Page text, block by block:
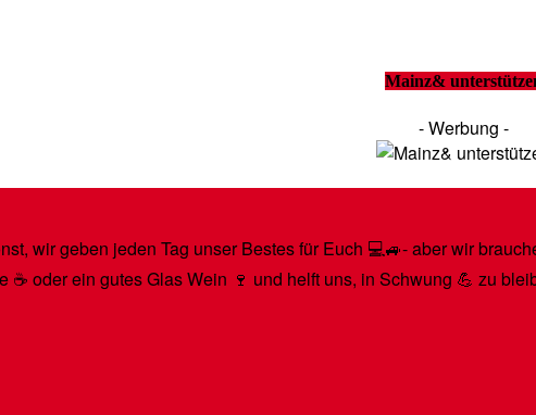
Mainz&
- Werbung -
wir geben jeden Tag unser Bestes für Euch 💻🚙- aber wir
☕️ oder ein gutes Glas Wein 🍷 und helft uns, in Schwung 💪 zu